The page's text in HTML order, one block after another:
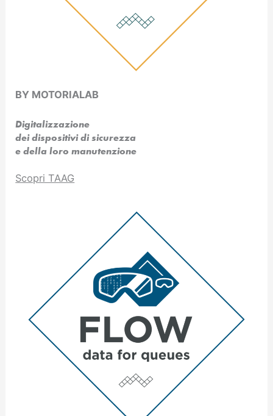
BY MOTORIALAB
Digitalizzazione
dei dispositivi di sicurezza
e della loro manutenzione
Scopri TAAG